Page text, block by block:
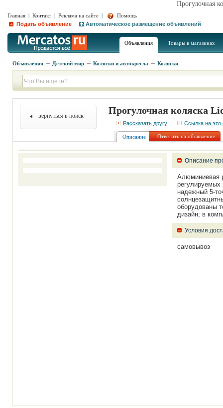
Прогулочная
Главная | Контакт | Реклама на сайте |
Помощь
Подать объявление
Автоматическое размещение объявлений
Объявления Товары в магазинах
Объявления Детский мир Коляски и автокресла Коляски
вернуться в поиск Прогулочная коляска
Рассказать другу Ссылка на это
Описание Ответить на объявление
Описание
Алюминиевая
регулируемых
надежный 5-
оборудованы
дизайн; в
Условия
самовывоз